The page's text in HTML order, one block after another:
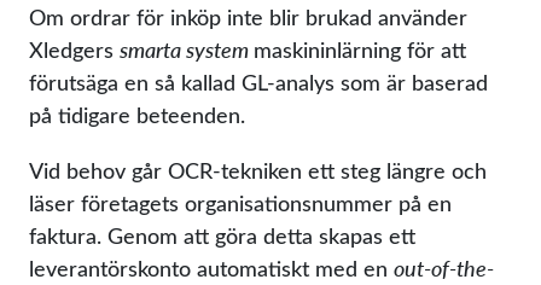
Om ordrar för inköp inte blir brukad använder
Xledgers smarta system maskininlärning för att
förutsäga en så kallad GL-analys som är baserad
på tidigare beteenden.
Vid behov går OCR-tekniken ett steg längre och
läser företagets organisationsnummer på en
faktura. Genom att göra detta skapas ett
leverantörskonto automatiskt med en out-of-the-